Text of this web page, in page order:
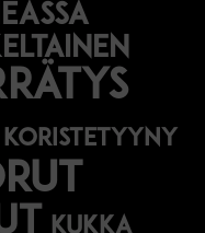
koristetyyny
kukka